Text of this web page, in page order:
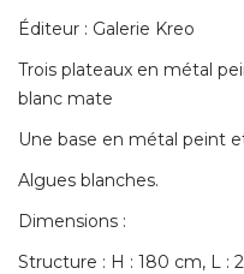
Éditeur : Galerie Kreo
Trois plateaux en métal
blanc mate
Une base en métal peint
Algues blanches.
Dimensions :
Structure : H : 180 cm, L :